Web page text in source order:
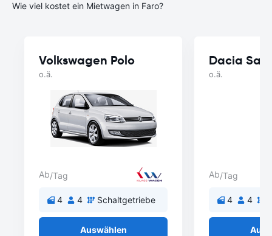
Wie viel kostet ein Mietwagen in Faro?
Volkswagen Polo
o.ä.
Ab/Tag
4 4 Schaltgetriebe
Auswählen
o.ä.
Ab/Tag
4 4